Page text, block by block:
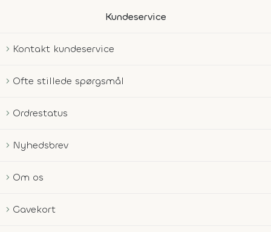
Kundeservice
Kontakt kundeservice
Ofte stillede spørgsmål
Ordrestatus
Nyhedsbrev
Om os
Gavekort